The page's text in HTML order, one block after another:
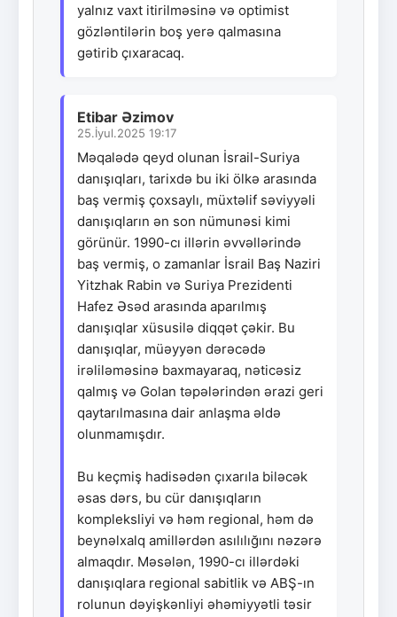
yalnız vaxt itirilməsinə və optimist
gözləntilərin boş yerə qalmasına
gətirib çıxaracaq.
Etibar Əzimov
25.İyul.2025 19:17
Məqalədə qeyd olunan İsrail-Suriya
danışıqları, tarixdə bu iki ölkə arasında
baş vermiş çoxsaylı, müxtəlif səviyyəli
danışıqların ən son nümunəsi kimi
görünür. 1990-cı illərin əvvəllərində
baş vermiş, o zamanlar İsrail Baş Naziri
Yitzhak Rabin və Suriya Prezidenti
Hafez Əsəd arasında aparılmış
danışıqlar xüsusilə diqqət çəkir. Bu
danışıqlar, müəyyən dərəcədə
irəliləməsinə baxmayaraq, nəticəsiz
qalmış və Golan təpələrindən ərazi geri
qaytarılmasına dair anlaşma əldə
olunmamışdır.
Bu keçmiş hadisədən çıxarıla biləcək
əsas dərs, bu cür danışıqların
kompleksliyi və həm regional, həm də
beynəlxalq amillərdən asılılığını nəzərə
almaqdır. Məsələn, 1990-cı illərdəki
danışıqlara regional sabitlik və ABŞ-ın
rolunun dəyişkənliyi əhəmiyyətli təsir